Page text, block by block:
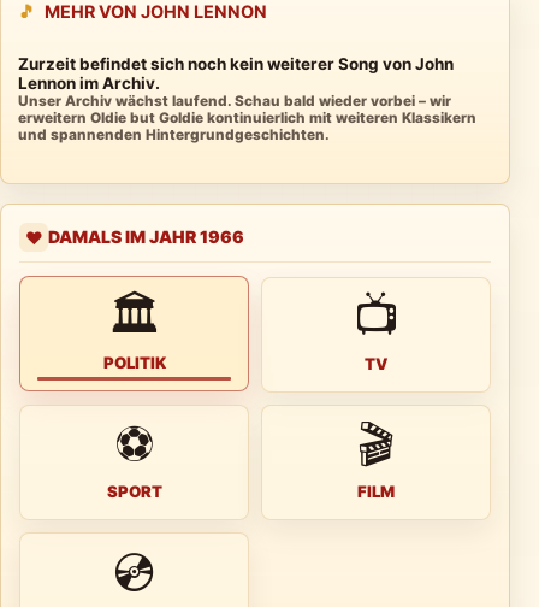
🎵 MEHR VON JOHN LENNON
Zurzeit befindet sich noch kein weiterer Song von John
Lennon im Archiv.
Unser Archiv wächst laufend. Schau bald wieder vorbei – wir
erweitern Oldie but Goldie kontinuierlich mit weiteren Klassikern
und spannenden Hintergrundgeschichten.
❤️ DAMALS IM JAHR 1966
🏛
POLITIK
📺
TV
⚽
SPORT
🎬
FILM
💿